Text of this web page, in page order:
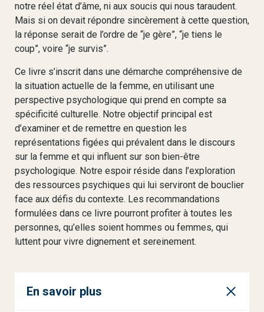
notre réel état d’âme, ni aux soucis qui nous taraudent.
Mais si on devait répondre sincèrement à cette question,
la réponse serait de l’ordre de “je gère”, “je tiens le
coup”, voire “je survis”.
Ce livre s’inscrit dans une démarche compréhensive de
la situation actuelle de la femme, en utilisant une
perspective psychologique qui prend en compte sa
spécificité culturelle. Notre objectif principal est
d’examiner et de remettre en question les
représentations figées qui prévalent dans le discours
sur la femme et qui influent sur son bien-être
psychologique. Notre espoir réside dans l’exploration
des ressources psychiques qui lui serviront de bouclier
face aux défis du contexte. Les recommandations
formulées dans ce livre pourront profiter à toutes les
personnes, qu’elles soient hommes ou femmes, qui
luttent pour vivre dignement et sereinement.
En savoir plus